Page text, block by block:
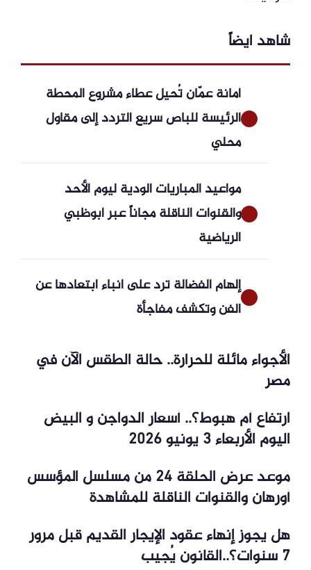
شاهد ايضاً
أمانة عمّان تُحيل عطاء مشروع المحطة
الرئيسة للباص سريع التردد إلى مقاول
محلي
مواعيد المباريات الودية ليوم الأحد
والقنوات الناقلة مجاناً عبر أبوظبي
الرياضية
إلهام الفضالة ترد على أنباء ابتعادها عن
الفن وتكشف مفاجأة
الأجواء مائلة للحرارة.. حالة الطقس الآن في
مصر
ارتفاع أم هبوط؟.. أسعار الدواجن و البيض
اليوم الأربعاء 3 يونيو 2026
موعد عرض الحلقة 24 من مسلسل المؤسس
أورهان والقنوات الناقلة للمشاهدة
هل يجوز إنهاء عقود الإيجار القديم قبل مرور
7 سنوات؟..القانون يُجيب